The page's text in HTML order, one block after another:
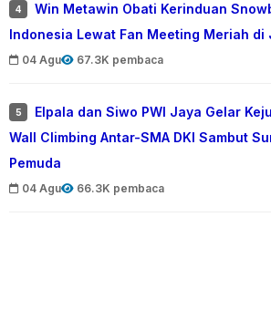
4
Win Metawin Obati Kerinduan
Indonesia Lewat Fan Meeting Meriah di
04 Agu 67.3K pembaca
5
Elpala dan Siwo PWI Jaya Gelar
Wall Climbing Antar-SMA DKI Sambut
Pemuda
04 Agu 66.3K pembaca